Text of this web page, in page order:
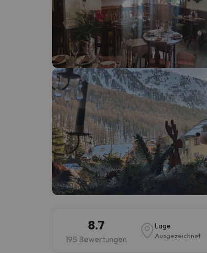
Oops, wir haben keine Ergebnisse
Es sieht so aus, als hätte sich unser
8.7
195 Bewertungen
Lage
Ausgezeichnet